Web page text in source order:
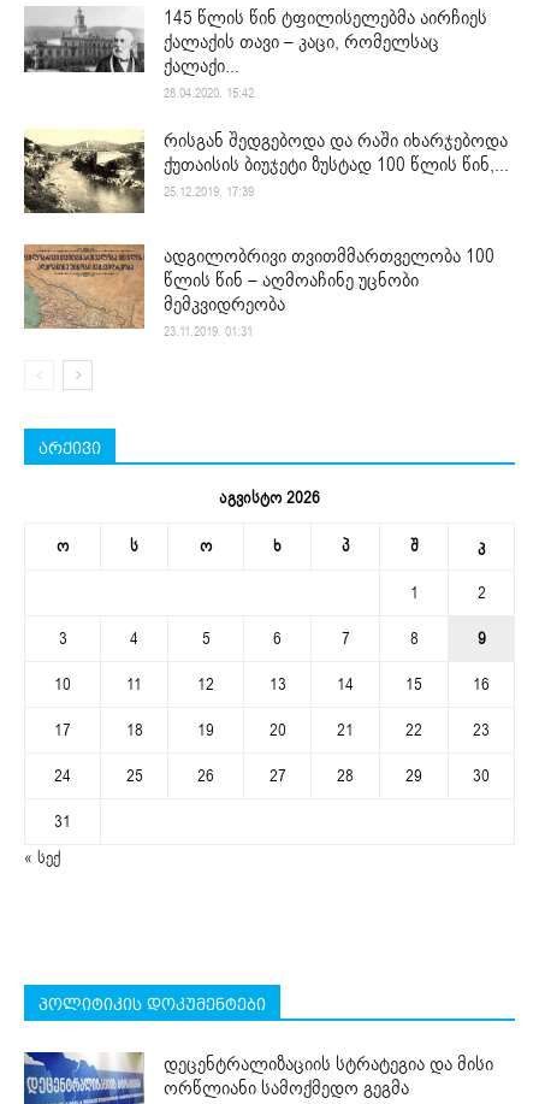
145 წლის წინ ტფილისელებმა აირჩიეს
ქალაქის თავი – კაცი, რომელსაც
ქალაქი...
28.04.2020. 15:42
რისგან შედგებოდა და რაში იხარჯებოდა
ქუთაისის ბიუჯეტი ზუსტად 100 წლის წინ,...
25.12.2019. 17:39
ადგილობრივი თვითმმართველობა 100
წლის წინ – აღმოაჩინე უცნობი
მემკვიდრეობა
23.11.2019. 01:31
არქივი
აგვისტო 2026
ო ს ო ხ პ შ კ
1
2
3
4 5 6 7 8
9
10
11 12 13 14 15
16
17
18 19 20 21 22
23
24
25 26 27 28 29
30
31
« სექ
პოლიტიკის დოკუმენტები
დეცენტრალიზაციის სტრატეგია და მისი
ორწლიანი სამოქმედო გეგმა